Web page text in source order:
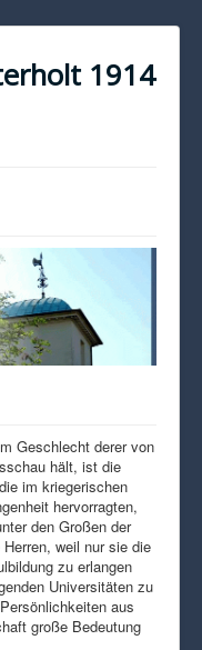
1914
Geschlecht derer von
hält, ist die
im kriegerischen
hervorragten,
den Großen der
weil nur sie die
zu erlangen
Universitäten zu
aus
große Bedeutung